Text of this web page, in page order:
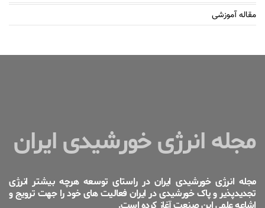
مقاله آموزشی
مجله انرژی خورشیدی ایران
مجله انرژی خورشیدی ایران در راستای توسعه هرچه بیشتر انرژی
تجدیدپذیر و پاک خورشیدی در ایران فعالیت های خود را جهت ترویج و